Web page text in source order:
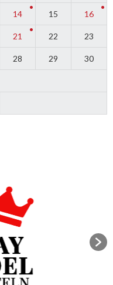
14 15 16
21 22 23
28 29 30